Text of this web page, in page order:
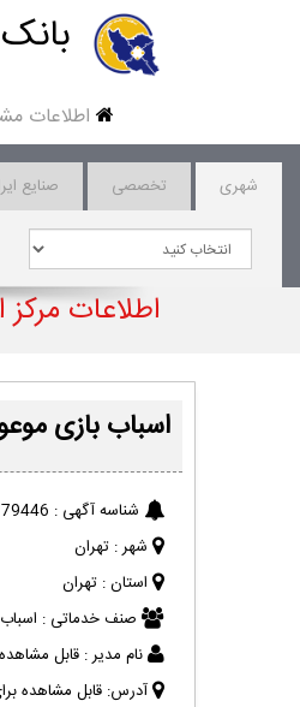
اطلاعات
شهری تخصصی صنایع
اطلاعات
اسباب بازی
شناسه آگهی : 79446
شهر : تهران
استان : تهران
صنف خدماتی :
نام مدیر : قابل
آدرس: قابل مشاهده